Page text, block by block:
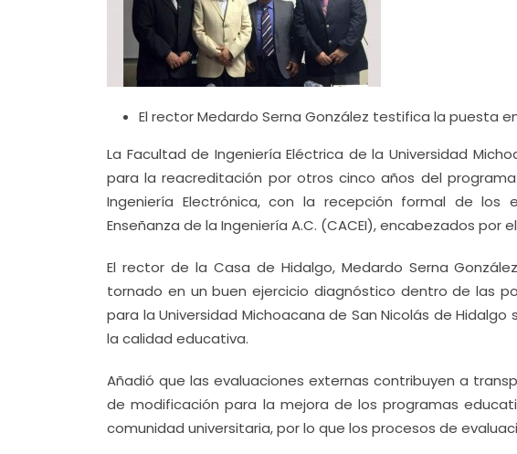
El rector Medardo Serna González testifica la puesta
La Facultad de Ingeniería Eléctrica de la Universidad
para la reacreditación por otros cinco años del
Ingeniería Electrónica, con la recepción formal de los
Enseñanza de la Ingeniería A.C. (CACEI), encabezados por
El rector de la Casa de Hidalgo, Medardo Serna
tornado en un buen ejercicio diagnóstico dentro de las
para la Universidad Michoacana de San Nicolás de
la calidad educativa.
Añadió que las evaluaciones externas contribuyen a
de modificación para la mejora de los programas
comunidad universitaria, por lo que los procesos de